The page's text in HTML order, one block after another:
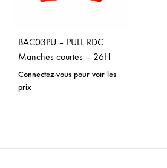
BAC03PU – PULL RDC
Manches courtes – 26H
Connectez-vous pour voir les
prix